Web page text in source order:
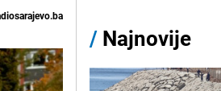
/ Najnovije